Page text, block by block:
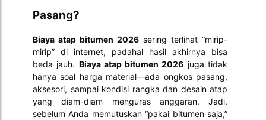
Pasang?
Biaya atap bitumen 2026 sering terlihat “mirip-
mirip” di internet, padahal hasil akhirnya bisa
beda jauh. Biaya atap bitumen 2026 juga tidak
hanya soal harga material—ada ongkos pasang,
aksesori, sampai kondisi rangka dan desain atap
yang diam-diam menguras anggaran. Jadi,
sebelum Anda memutuskan “pakai bitumen saja,”